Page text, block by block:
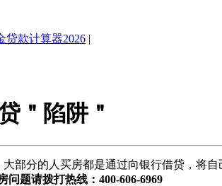
贷款计算器2026 |
＂陷阱＂
部分的人买房都是通过向银行借贷，将
问题请拨打热线：400-606-6969